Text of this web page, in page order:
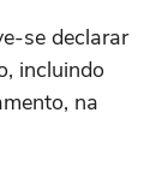
se declarar
incluindo
na